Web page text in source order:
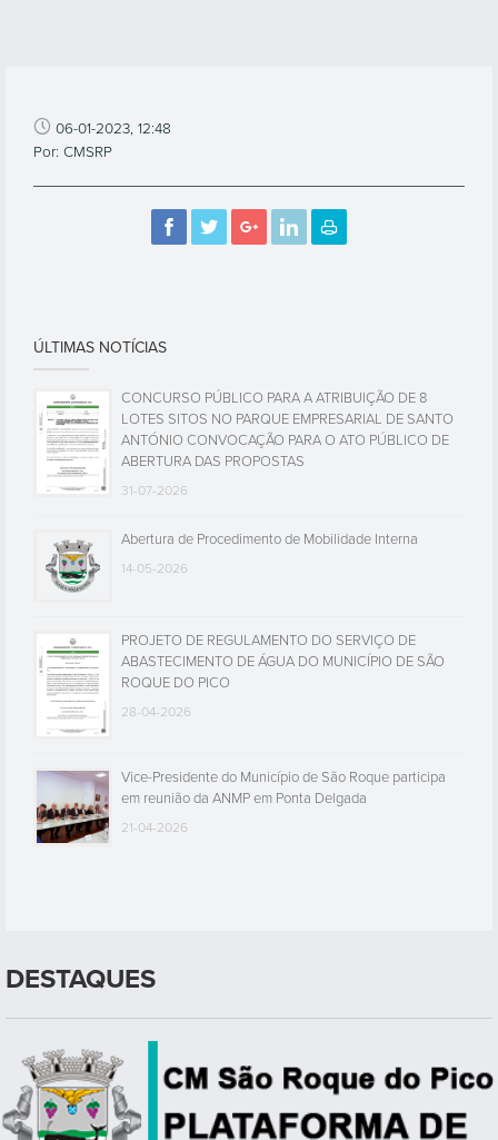
06-01-2023, 12:48
Por: CMSRP
ÚLTIMAS NOTÍCIAS
CONCURSO PÚBLICO PARA A ATRIBUIÇÃO DE 8
LOTES SITOS NO PARQUE EMPRESARIAL DE SANTO
ANTÓNIO CONVOCAÇÃO PARA O ATO PÚBLICO DE
ABERTURA DAS PROPOSTAS
31-07-2026
Abertura de Procedimento de Mobilidade Interna
14-05-2026
PROJETO DE REGULAMENTO DO SERVIÇO DE
ABASTECIMENTO DE ÁGUA DO MUNICÍPIO DE SÃO
ROQUE DO PICO
28-04-2026
Vice-Presidente do Município de São Roque participa
em reunião da ANMP em Ponta Delgada
21-04-2026
DESTAQUES